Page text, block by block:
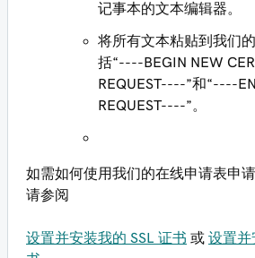
记事本的文本编辑器。
将所有文本粘贴到我们
括“----BEGIN NEW
REQUEST----”和“----
REQUEST----”。
如需如何使用我们的在线申请表申
请参阅
设置并安装我的 SSL 证书 或 设置并